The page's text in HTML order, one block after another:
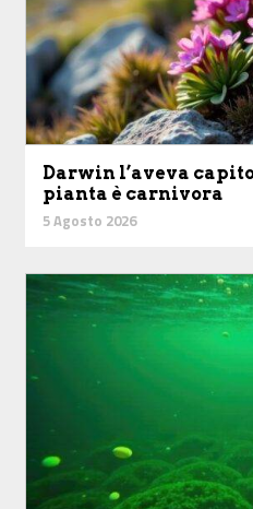
Darwin l’aveva
pianta è carnivora
5 Agosto 2026